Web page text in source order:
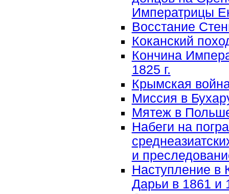
Императрицы
Восстание
Коканский
Кончина
1825 г.
Крымская
Миссия в
Мятеж в
Набеги на
и
Наступление в
Дарьи в 1861 и